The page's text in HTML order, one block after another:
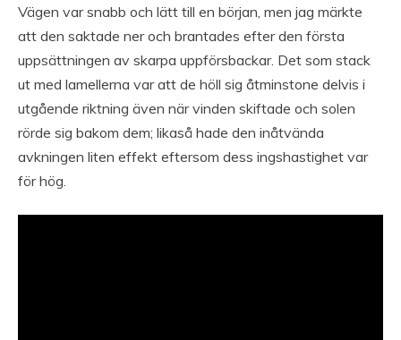
Vägen var snabb och lätt till en början, men jag märkte
att den saktade ner och brantades efter den första
uppsättningen av skarpa uppförsbackar. Det som stack
ut med lamellerna var att de höll sig åtminstone delvis i
utgående riktning även när vinden skiftade och solen
rörde sig bakom dem; likaså hade den inåtvända
avkningen liten effekt eftersom dess ingshastighet var
för hög.